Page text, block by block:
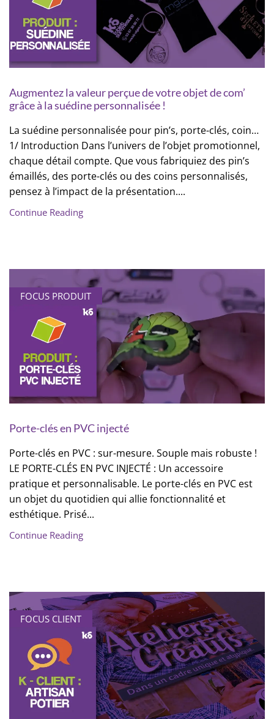
Augmentez la valeur perçue de votre objet de com’
grâce à la suédine personnalisée !
La suédine personnalisée pour pin’s, porte-clés, coin…
1/ Introduction Dans l’univers de l’objet promotionnel,
chaque détail compte. Que vous fabriquiez des pin’s
émaillés, des porte-clés ou des coins personnalisés,
pensez à l’impact de la présentation....
Continue Reading
FOCUS PRODUIT
Porte-clés en PVC injecté
Porte-clés en PVC : sur-mesure. Souple mais robuste !
LE PORTE-CLÉS EN PVC INJECTÉ : Un accessoire
pratique et personnalisable. Le porte-clés en PVC est
un objet du quotidien qui allie fonctionnalité et
esthétique. Prisé...
Continue Reading
FOCUS CLIENT